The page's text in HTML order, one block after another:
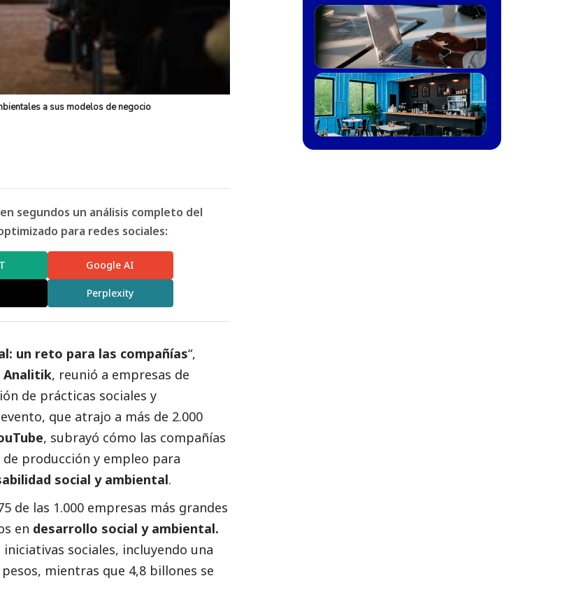
a sus modelos de negocio
segundos un análisis completo del
para redes sociales:
Google AI
Perplexity
un reto para las compañías“,
Analitik, reunió a empresas de
de prácticas sociales y
que atrajo a más de 2.000
, subrayó cómo las compañías
producción y empleo para
social y ambiental.
de las 1.000 empresas más grandes
en desarrollo social y ambiental.
sociales, incluyendo una
mientras que 4,8 billones se